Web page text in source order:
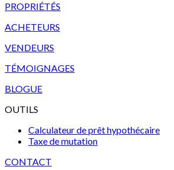
PROPRIÉTÉS
ACHETEURS
VENDEURS
TÉMOIGNAGES
BLOGUE
OUTILS
Calculateur de prêt hypothécaire
Taxe de mutation
CONTACT